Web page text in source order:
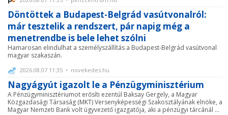
Döntöttek a Budapest-Belgrád vasútvonalról:
már tesztelik a rendszert, pár napig még a
menetrendbe is bele lehet szólni
Hamarosan elindulhat a személyszállítás a Budapest-Belgrád vasútvonal
magyar szakaszán.
2026.08.07 11:35 • novekedes.hu
Nagyágyút igazolt le a Pénzügyminisztérium
A Pénzügyminisztériumot erősíti ezentúl Baksay Gergely, a Magyar
Közgazdasági Társaság (MKT) Versenyképességi Szakosztályának elnöke, a
Magyar Nemzeti Bank volt ügyvezető igazgatója, aki a pénzügyi tárcánál ...